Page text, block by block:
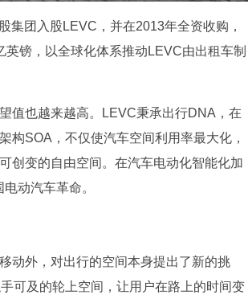
集团入股LEVC，并在2013年全资收购，
镑，以全球化体系推动LEVC由出租车制
值也越来越高。LEVC秉承出行DNA，在
构SOA，不仅使汽车空间利用率最大化，
创变的自由空间。在汽车电动化智能化加
动汽车革命。
动外，对出行的空间本身提出了新的挑
可及的轮上空间，让用户在路上的时间变